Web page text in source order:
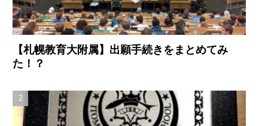
【札幌教育大附属】出願手続きをまとめてみ
た！？